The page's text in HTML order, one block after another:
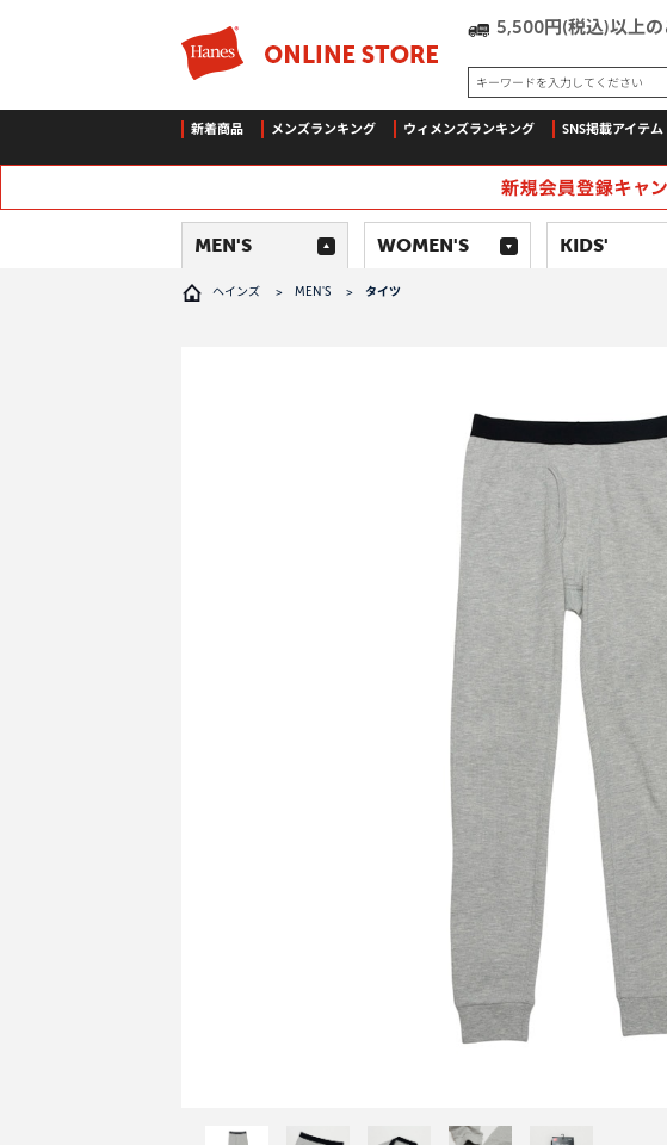
5,500円(税込)以上の
キーワードを入力してください
新着商品 メンズランキング ウィメンズランキング SNS掲載アイテム
MEN'S WOMEN'S KIDS'
ヘインズ > MEN'S > タイツ